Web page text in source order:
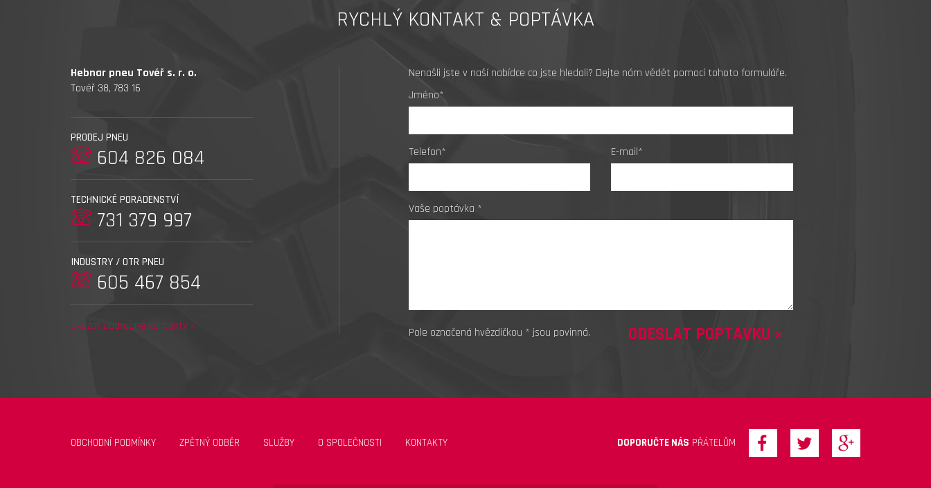
RYCHLÝ KONTAKT & POPTÁVKA
Hebnar pneu Tovéř s. r. o.
Tovéř 38, 783 16
PRODEJ PNEU
604 826 084
TECHNICKÉ PORADENSTVÍ
731 379 997
INDUSTRY / OTR PNEU
605 467 854
ukázat podrobné kontakty »
Nenašli jste v naší nabídce co jste hledali? Dejte nám vědět pomocí tohoto formuláře.
Jméno*
Telefon* E-mail*
Vaše poptávka *
Pole označená hvězdičkou * jsou povinná.
OBCHODNÍ PODMÍNKY ZPĚTNÝ ODBĚR SLUŽBY O SPOLEČNOSTI KONTAKTY DOPORUČTE NÁS PŘÁTELŮM